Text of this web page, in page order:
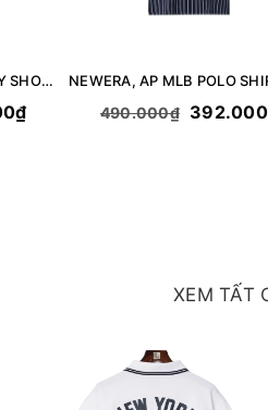
New Era, AP MLB LOGO NY SHORT - BLACK
490.000₫
XEM TẤT